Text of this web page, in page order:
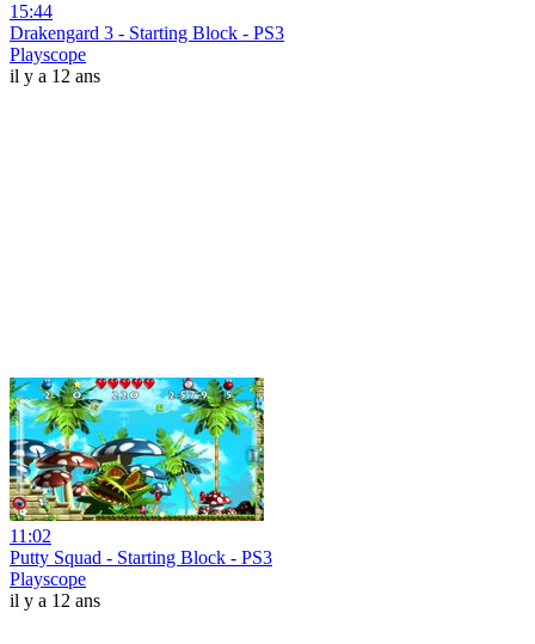
15:44
Drakengard 3 - Starting Block - PS3
Playscope
il y a 12 ans
11:02
Putty Squad - Starting Block - PS3
Playscope
il y a 12 ans